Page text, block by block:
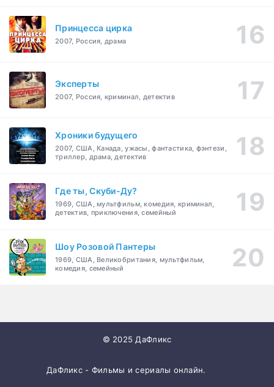
Принцесса цирка
2007, Россия, драма
Эксперты
2007, Россия, криминал, детектив
Хроники будущего
2007, США, Канада, ужасы, фантастика, фэнтези,
триллер, драма, детектив
Где ты, Скуби-Ду?
1969, США, мультфильм, комедия, криминал,
детектив, приключения, семейный
Шоу Розовой Пантеры
1969, США, Великобритания, мультфильм,
комедия, семейный
© 2025 ДаФликс
ДаФликс - Фильмы и сериалы онлайн.